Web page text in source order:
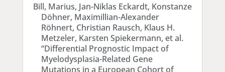
Bill, Marius, Jan-Niklas Eckardt, Konstanze
Döhner, Maximillian-Alexander
Röhnert, Christian Rausch, Klaus H.
Metzeler, Karsten Spiekermann, et al.
“Differential Prognostic Impact of
Myelodysplasia-Related Gene
Mutations in a European Cohort of